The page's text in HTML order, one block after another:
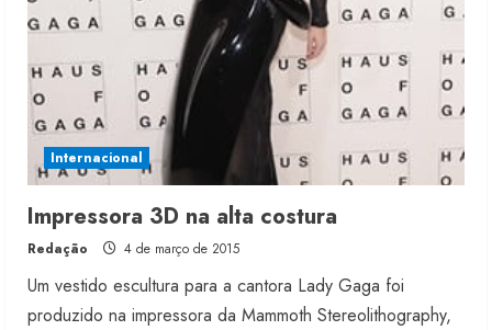
Internacional
Impressora 3D na alta costura
Redação 4 de março de 2015
Um vestido escultura para a cantora Lady Gaga foi
produzido na impressora da Mammoth Stereolithography,